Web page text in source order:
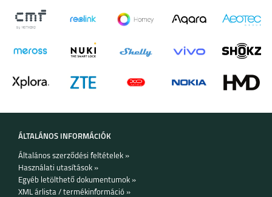
G53 5G
MOTOROLA EDGE 30
5G
MOTO G62 5G
ÁLTALÁNOS INFORMÁCIÓK
Általános szerződési feltételek »
Használati utasítások »
Egyéb letölthető dokumentumok »
XML árlista / termékinformáció »